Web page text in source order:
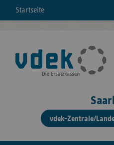
Startseite
vdek-Zentrale/